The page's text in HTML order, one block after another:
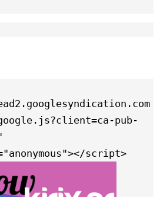
pub-
script>